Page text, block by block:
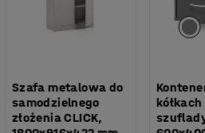
Szafa metalowa do
samodzielnego
złożenia CLICK,
kółkach